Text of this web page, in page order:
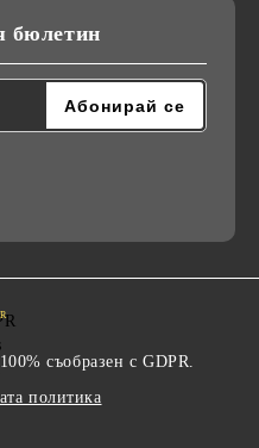
бюлетин
съобразен с GDPR.
политика